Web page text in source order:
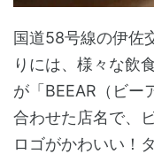
国道58号線の伊佐
りには、様々な飲
が「BEEAR（ビー
合わせた店名で、
ロゴがかわいい！